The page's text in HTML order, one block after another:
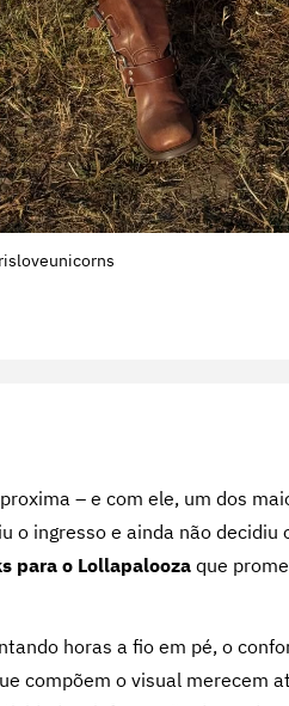
– e com ele, um dos
o ingresso e ainda não
para o Lollapalooza que
horas a fio em pé, o
compõem o visual merecem